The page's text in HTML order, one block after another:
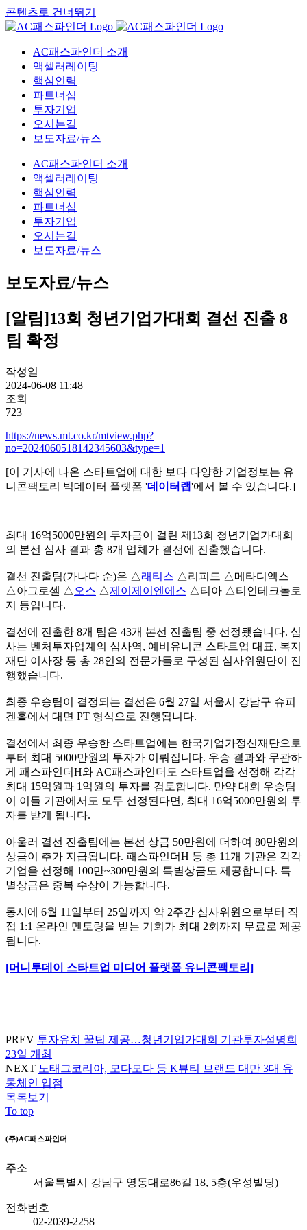
콘텐츠로 건너뛰기
AC패스파인더 소개
액셀러레이팅
핵심인력
파트너십
투자기업
오시는길
보도자료/뉴스
AC패스파인더 소개
액셀러레이팅
핵심인력
파트너십
투자기업
오시는길
보도자료/뉴스
보도자료/뉴스
[알림]13회 청년기업가대회 결선 진출 8
팀 확정
작성일
2024-06-08 11:48
조회
723
https://news.mt.co.kr/mtview.php?
no=2024060518142345603&type=1
[이 기사에 나온 스타트업에 대한 보다 다양한 기업정보는 유
니콘팩토리 빅데이터 플랫폼 '데이터랩'에서 볼 수 있습니다.]
최대 16억5000만원의 투자금이 걸린 제13회 청년기업가대회
의 본선 심사 결과 총 8개 업체가 결선에 진출했습니다.
결선 진출팀(가나다 순)은 △래티스 △리피드 △메타디엑스
△아그로셀 △ 오스 △제이제이엔에스 △티아 △티인테크놀로
지 등입니다.
결선에 진출한 8개 팀은 43개 본선 진출팀 중 선정됐습니다. 심
사는 벤처투자업계의 심사역, 예비유니콘 스타트업 대표, 복지
재단 이사장 등 총 28인의 전문가들로 구성된 심사위원단이 진
행했습니다.
최종 우승팀이 결정되는 결선은 6월 27일 서울시 강남구 슈피
겐홀에서 대면 PT 형식으로 진행됩니다.
결선에서 최종 우승한 스타트업에는 한국기업가정신재단으로
부터 최대 5000만원의 투자가 이뤄집니다. 우승 결과와 무관하
게 패스파인더H와 AC패스파인더도 스타트업을 선정해 각각
최대 15억원과 1억원의 투자를 검토합니다. 만약 대회 우승팀
이 이들 기관에서도 모두 선정된다면, 최대 16억5000만원의 투
자를 받게 됩니다.
아울러 결선 진출팀에는 본선 상금 50만원에 더하여 80만원의
상금이 추가 지급됩니다. 패스파인더H 등 총 11개 기관은 각각
기업을 선정해 100만~300만원의 특별상금도 제공합니다. 특
별상금은 중복 수상이 가능합니다.
동시에 6월 11일부터 25일까지 약 2주간 심사위원으로부터 직
접 1:1 온라인 멘토링을 받는 기회가 최대 2회까지 무료로 제공
됩니다.
[머니투데이 스타트업 미디어 플랫폼 유니콘팩토리]
PREV 투자유치 꿀팁 제공…청년기업가대회 기관투자설명회
23일 개최
NEXT 노태그코리아, 모다모다 등 K뷰티 브랜드 대만 3대 유
통체인 입점
목록보기
To top
(주)AC패스파인더
주소
서울특별시 강남구 영동대로86길 18, 5층(우성빌딩)
전화번호
02-2039-2258